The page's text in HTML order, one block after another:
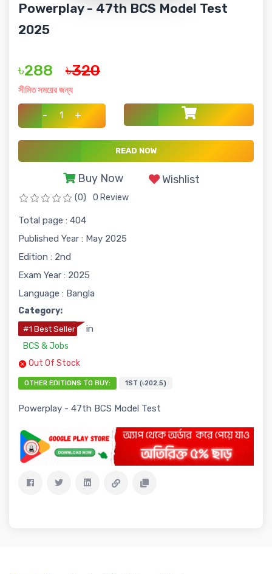
Powerplay - 47th BCS Model Test
2025
৳288 ৳320
সীমিত সময়ের জন্য
- +
READ NOW
Buy Now Wishlist
(0) 0 Review
Total page : 404
Published Year : May 2025
Edition : 2nd
Exam Year : 2025
Language : Bangla
Category:
#1 Best Seller in
BCS & Jobs
Out Of Stock
OTHER EDITIONS TO BUY: 1ST (৳202.5)
Powerplay - 47th BCS Model Test